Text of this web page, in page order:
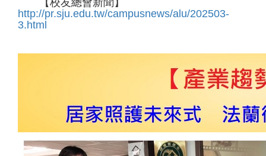
http://pr.sju.edu.tw/campusnews/alu/202503-
3.html